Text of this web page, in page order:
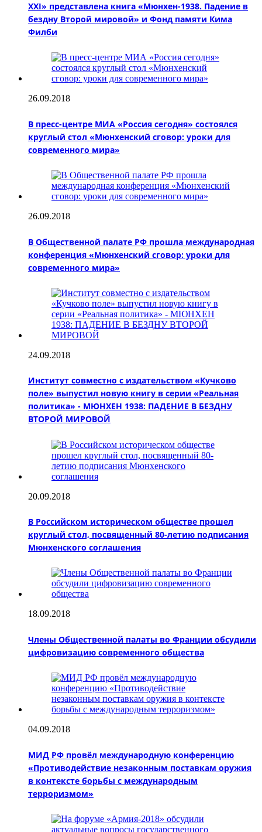
XXI» представлена книга «Мюнхен-1938. Падение в
бездну Второй мировой» и Фонд памяти Кима
Филби
26.09.2018
В пресс-центре МИА «Россия сегодня» состоялся
круглый стол «Мюнхенский сговор: уроки для
современного мира»
26.09.2018
В Общественной палате РФ прошла международная
конференция «Мюнхенский сговор: уроки для
современного мира»
24.09.2018
Институт совместно с издательством «Кучково
поле» выпустил новую книгу в серии «Реальная
политика» - МЮНХЕН 1938: ПАДЕНИЕ В БЕЗДНУ
ВТОРОЙ МИРОВОЙ
20.09.2018
В Российском историческом обществе прошел
круглый стол, посвященный 80-летию подписания
Мюнхенского соглашения
18.09.2018
Члены Общественной палаты во Франции обсудили
цифровизацию современного общества
04.09.2018
МИД РФ провёл международную конференцию
«Противодействие незаконным поставкам оружия
в контексте борьбы с международным
терроризмом»